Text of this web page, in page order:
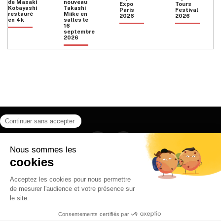
de Masaki
Kobayashi
restauré
en 4k
nouveau
Takashi
Miike en
salles le
16
septembre
2026
Expo
Paris
2026
Tours
Festival
2026
Instagram
CONTACT
POLITIQUE DE CONFIDENTIALITÉ
© 2026 Ilyfunet communication